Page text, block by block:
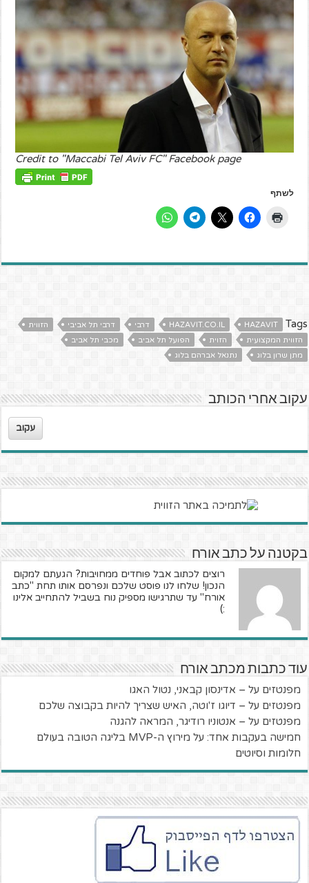
Credit to "Maccabi Tel Aviv FC" Facebook page
לשתף
Tags
HAZAVIT
HAZAVIT.CO.IL דרבי דרבי תל אביבי
הזווית
הזווית המקצועית
הזוית הפועל תל אביב
מכבי תל אביב
מתן שרון בלוג
נתנאל אברהם בלוג
עקוב אחרי הכותב
עקוב
בקטנה על כתב אורח
רוצים לכתוב אבל פוחדים ממחויבות? הגעתם למקום
הנכון! שלחו לנו פוסט שלכם ונפרסם אותו תחת "כתב
אורח" עד שתרגישו מספיק נוח בשביל להתחייב אלינו
:)
עוד כתבות מכתב אורח
מפנטזים על – אדינסון קבאני, נטול האגו
מפנטזים על – דיוגו ז'וטה, האיש שצריך להיות בקבוצה שלכם
מפנטזים על – אנטוניו רודיגר, המראה להגנה
חמישה בעקבות אחד: על מירוץ ה-MVP בליגה הטובה בעולם
חלומות וסיוטים